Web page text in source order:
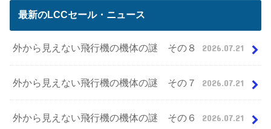
最新のLCCセール・ニュース
外から見えない飛行機の機体の謎 その８ 2026.07.21
外から見えない飛行機の機体の謎 その７ 2026.07.21
外から見えない飛行機の機体の謎 その６ 2026.07.21